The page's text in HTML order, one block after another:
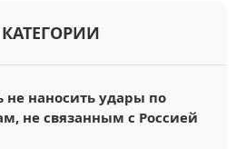
не наносить удары по
не связанным с Россией